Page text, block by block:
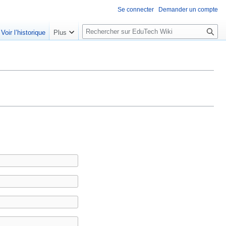
Se connecter Demander un compte
Voir l’historique Plus
R
e
e
h